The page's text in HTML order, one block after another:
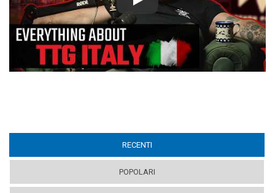
Play
RECENTI
POPOLARI